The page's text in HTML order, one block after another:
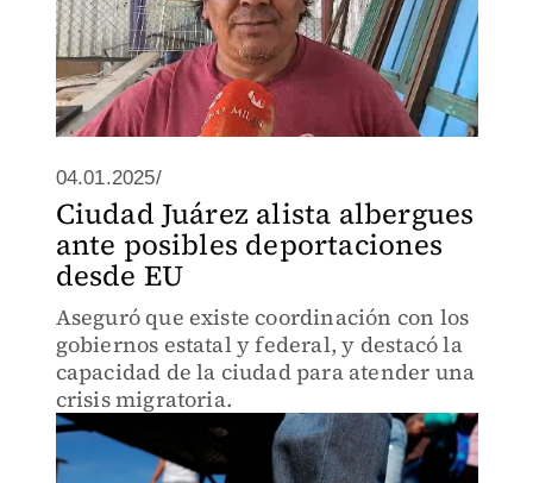
04.01.2025/
Ciudad Juárez alista albergues
ante posibles deportaciones
desde EU
Aseguró que existe coordinación con los
gobiernos estatal y federal, y destacó la
capacidad de la ciudad para atender una
crisis migratoria.